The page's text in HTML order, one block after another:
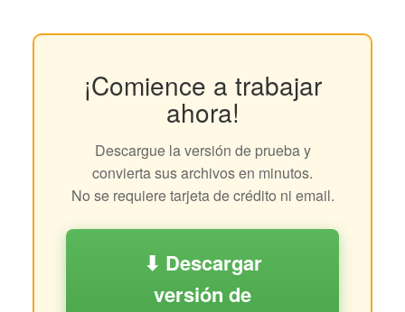
¡Comience a trabajar
ahora!
Descargue la versión de prueba y
convierta sus archivos en minutos.
No se requiere tarjeta de crédito ni email.
⬇ Descargar
versión de